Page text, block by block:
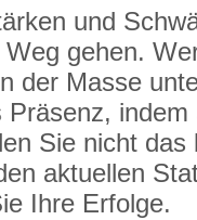
und
gehen.
der Masse
Präsenz,
Sie nicht das
aktuellen
Ihre Erfolge.